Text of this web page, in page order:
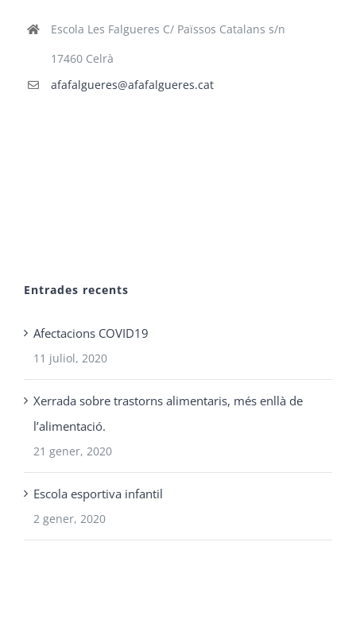
Escola Les Falgueres C/ Païssos Catalans s/n
17460 Celrà
afafalgueres@afafalgueres.cat
Entrades recents
Afectacions COVID19
11 juliol, 2020
Xerrada sobre trastorns alimentaris, més enllà de
l’alimentació.
21 gener, 2020
Escola esportiva infantil
2 gener, 2020